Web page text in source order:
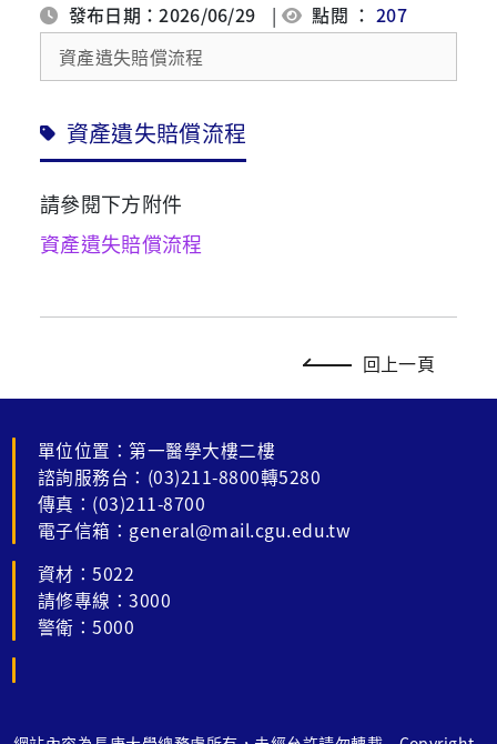
發布日期：2026/06/29 | 點閱 ：207
資產遺失賠償流程
資產遺失賠償流程
請參閱下方附件
資產遺失賠償流程
回上一頁
單位位置：第一醫學大樓二樓
諮詢服務台：(03)211-8800轉5280
傳真：(03)211-8700
電子信箱：general@mail.cgu.edu.tw
資材：5022
請修專線：3000
警衛：5000